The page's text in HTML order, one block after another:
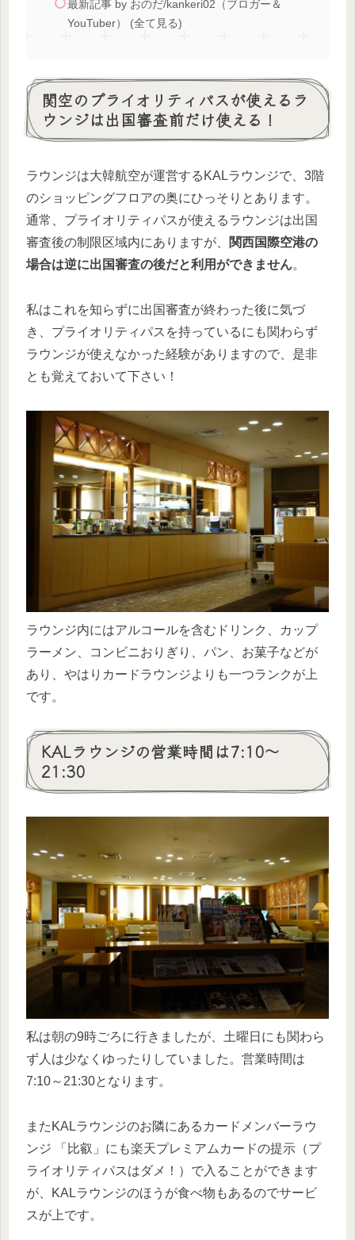
最新記事 by おのだ/kankeri02（ブロガー＆
YouTuber） (全て見る)
関空のプライオリティパスが使えるラ
ウンジは出国審査前だけ使える！
ラウンジは大韓航空が運営するKALラウンジで、3階
のショッピングフロアの奥にひっそりとあります。
通常、プライオリティパスが使えるラウンジは出国
審査後の制限区域内にありますが、
関西国際空港の
場合は逆に出国審査の後だと利用ができません。
私はこれを知らずに出国審査が終わった後に気づ
き、プライオリティパスを持っているにも関わらず
ラウンジが使えなかった経験がありますので、是非
とも覚えておいて下さい！
ラウンジ内にはアルコールを含むドリンク、カップ
ラーメン、コンビニおりぎり、パン、お菓子などが
あり、やはりカードラウンジよりも一つランクが上
です。
KALラウンジの営業時間は7:10～
21:30
私は朝の9時ごろに行きましたが、土曜日にも関わら
ず人は少なくゆったりしていました。営業時間は
7:10～21:30となります。
またKALラウンジのお隣にあるカードメンバーラウ
ンジ 「比叡」にも楽天プレミアムカードの提示（プ
ライオリティパスはダメ！）で入ることができます
が、KALラウンジのほうが食べ物もあるのでサービ
スが上です。